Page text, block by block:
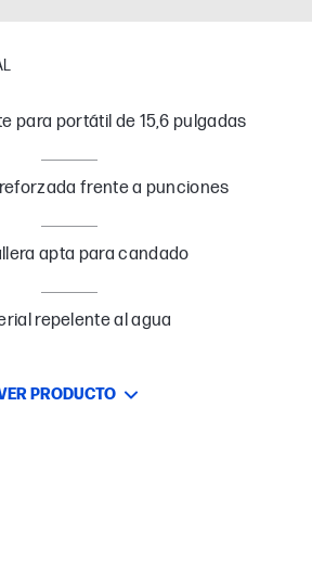
para portátil de 15,6 pulgadas
frente a punciones
apta para candado
repelente al agua
PRODUCTO